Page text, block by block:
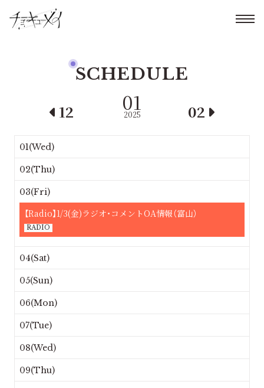
SCHEDULE
01
2025
12 02
01(Wed)
02(Thu)
03(Fri)
【Radio】1/3(金)ラジオ・コメントOA情報（富山）
RADIO
04(Sat)
05(Sun)
06(Mon)
07(Tue)
08(Wed)
09(Thu)